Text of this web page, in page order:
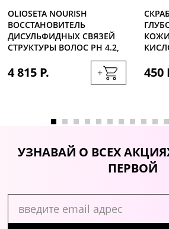
OLIOSETA NOURISH
ВОССТАНОВИТЕЛЬ
ДИСУЛЬФИДНЫХ СВЯЗЕЙ
СТРУКТУРЫ ВОЛОС РН 4.2,
4 815 Р. + 450
УЗНАВАЙ О ВСЕХ
ПЕРВОЙ